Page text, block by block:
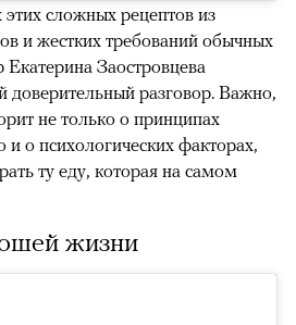
этих сложных рецептов из
и жестких требований обычных
Заостровцева
доверительный разговор. Важно,
не только о принципах
и о психологических факторах,
ту еду, которая на самом
жизни